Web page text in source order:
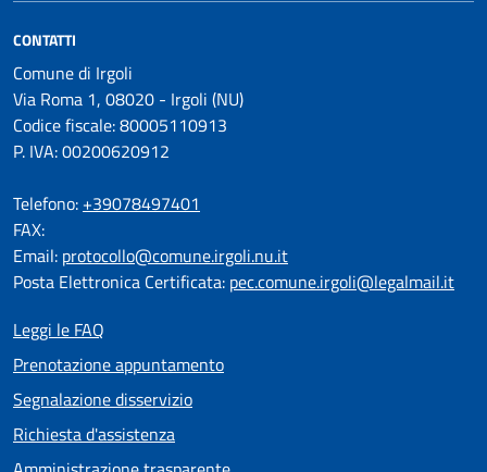
CONTATTI
Comune di Irgoli
Via Roma 1, 08020 - Irgoli (NU)
Codice fiscale: 80005110913
P. IVA: 00200620912
Telefono: +39078497401
FAX:
Email: protocollo@comune.irgoli.nu.it
Posta Elettronica Certificata: pec.comune.irgoli@legalmail.it
Leggi le FAQ
Prenotazione appuntamento
Segnalazione disservizio
Richiesta d'assistenza